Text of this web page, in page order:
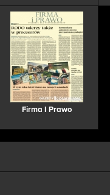
Firma I Prawo